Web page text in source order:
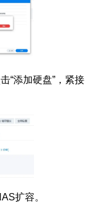
“添加硬盘”，紧接
扩容。